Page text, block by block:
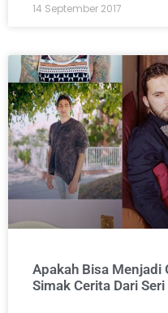
14 September 2017
Apakah Bisa Menjadi
Simak Cerita Dari